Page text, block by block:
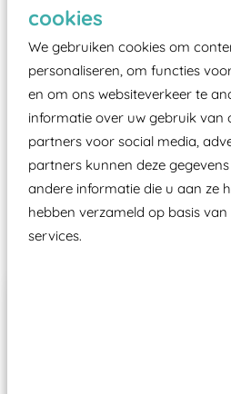
cookies
We gebruiken cookies om
personaliseren, om functies
en om ons websiteverkeer te
informatie over uw gebruik van
partners voor social media,
partners kunnen deze
andere informatie die u aan ze
hebben verzameld op basis
services.
moet zijn van een
certificering, uitgegeven
aangewezen
Wij ook speeltoestellen
ze toch binnen het
Speeltoestellen vallen?
Past er goed bij